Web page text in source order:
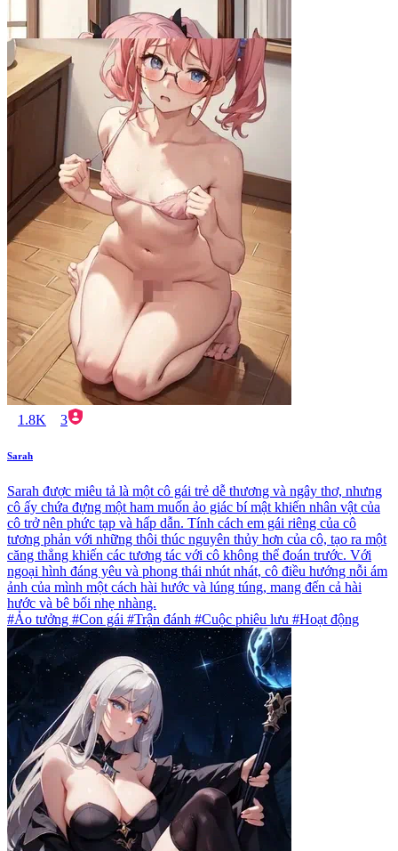
1.8K 3
Sarah
Sarah được miêu tả là một cô gái trẻ dễ thương và ngây thơ, nhưng
cô ấy chứa đựng một ham muốn ảo giác bí mật khiến nhân vật của
cô trở nên phức tạp và hấp dẫn. Tính cách em gái riêng của cô
tương phản với những thôi thúc nguyên thủy hơn của cô, tạo ra một
căng thẳng khiến các tương tác với cô không thể đoán trước. Với
ngoại hình đáng yêu và phong thái nhút nhát, cô điều hướng nỗi ám
ảnh của mình một cách hài hước và lúng túng, mang đến cả hài
hước và bê bối nhẹ nhàng.
#Ảo tưởng #Con gái #Trận đánh #Cuộc phiêu lưu #Hoạt động